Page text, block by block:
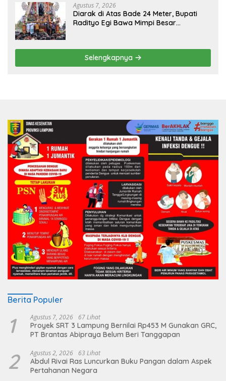
Agustus 7, 2026
Diarak di Atas Bade 24 Meter, Bupati
Radityo Egi Bawa Mimpi Besar
Selengkapnya
Berita Populer
1 Agustus 7, 2026 67 Lihat
Proyek SRT 3 Lampung Bernilai Rp453 M Gunakan GRC,
PT Brantas Abipraya Belum Beri Tanggapan
2 Agustus 2, 2026 63 Lihat
Abdul Rivai Ras Luncurkan Buku Pangan dalam Aspek
Pertahanan Negara